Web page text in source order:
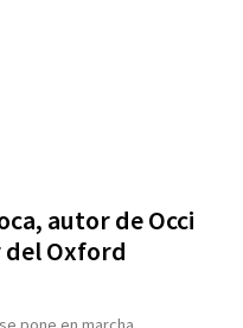
autor de Occi
del Oxford